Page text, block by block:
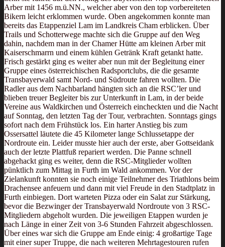
Arber mit 1456 m.ü.NN., welcher aber von den top vorbereiteten
Bikern leicht erklommen wurde. Oben angekommen konnte man
bereits das Etappenziel Lam im Landkreis Cham erblicken. Über
Trails und Schotterwege machte sich die Gruppe auf den Weg
dahin, nachdem man in der Chamer Hütte am kleinen Arber mit
Kaiserschmarrn und einem kühlen Getränk Kraft getankt hatte.
Frisch gestärkt ging es weiter aber nun mit der Begleitung einer
Gruppe eines österreichischen Radsportclubs, die die gesamte
Transbayerwald samt Nord- und Südroute fahren wollten. Die
Radler aus dem Nachbarland hängten sich an die RSC’ler und
blieben treuer Begleiter bis zur Unterkunft in Lam, in der beide
Vereine aus Waldkirchen und Österreich eincheckten und die Nacht
auf Sonntag, den letzten Tag der Tour, verbrachten. Sonntags gings
sofort nach dem Frühstück los. Ein harter Anstieg bis zum
Ossersattel läutete die 45 Kilometer lange Schlussetappe der
Nordroute ein. Leider musste hier auch der erste, aber Gottseidank
auch der letzte Plattfuß repariert werden. Die Panne schnell
abgehackt ging es weiter, denn die RSC-Mitglieder wollten
pünktlich zum Mittag in Furth im Wald ankommen. Vor der
Zielankunft konnten sie noch einige Teilnehmer des Triathlons beim
Drachensee anfeuern und dann mit viel Freude in den Stadtplatz in
Furth einbiegen. Dort warteten Pizza oder ein Salat zur Stärkung,
bevor die Bezwinger der Transbayerwald Nordroute von 3 RSC-
Mitgliedern abgeholt wurden. Die jeweiligen Etappen wurden je
nach Länge in einer Zeit von 3-6 Stunden Fahrzeit abgeschlossen.
Über eines war sich die Gruppe am Ende einig: 4 großartige Tage
mit einer super Truppe, die nach weiteren Mehrtagestouren rufen